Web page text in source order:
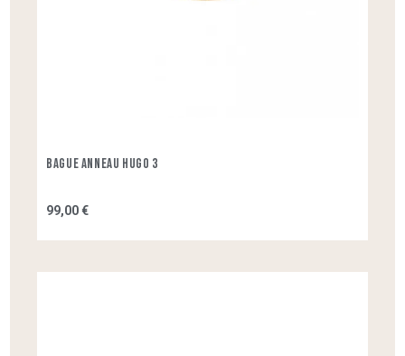
Bague Anneau Hugo 3
99,00 €